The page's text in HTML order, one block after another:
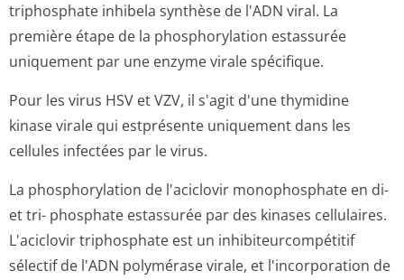
triphosphate inhibela synthèse de l'ADN viral. La
première étape de la phosphorylation estassurée
uniquement par une enzyme virale spécifique.
Pour les virus HSV et VZV, il s'agit d'une thymidine
kinase virale qui estprésente uniquement dans les
cellules infectées par le virus.
La phosphorylation de l'aciclovir monophosphate en di-
et tri- phosphate estassurée par des kinases cellulaires.
L'aciclovir triphosphate est un inhibiteurcom­pétitif
sélectif de l'ADN polymérase virale, et l'incorporation de